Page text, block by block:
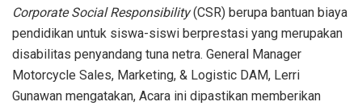
Corporate Social Responsibility(CSR) berupa bantuan biaya
pendidikan untuk siswa-siswi berprestasi yang merupakan
disabilitas penyandang tuna netra. General Manager
Motorcycle Sales, Marketing, & Logistic DAM, Lerri
Gunawan mengatakan, Acara ini dipastikan memberikan